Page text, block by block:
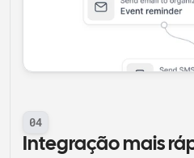
04
Integração mais